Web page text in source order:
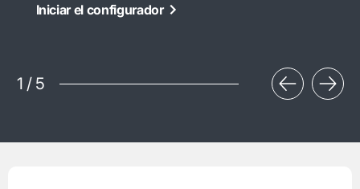
Iniciar el configurador
1 / 5